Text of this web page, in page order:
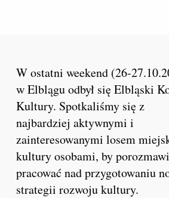
W ostatni weekend (26-
w Elblągu odbył się Elbląski
Kultury. Spotkaliśmy się z
najbardziej aktywnymi i
zainteresowanymi losem
kultury osobami, by
pracować nad przygotowaniu
strategii rozwoju kultury.